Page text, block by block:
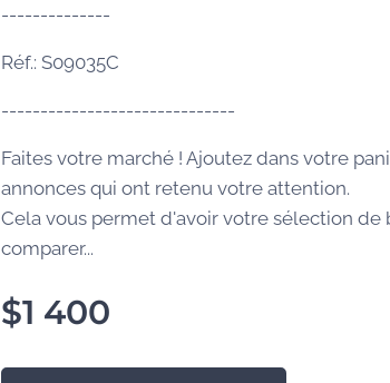
--------------
Réf.: S09035C
------------------------------
Faites votre marché ! Ajoutez dans votre
annonces qui ont retenu votre attention.
Cela vous permet d'avoir votre sélection de
comparer...
$1 400